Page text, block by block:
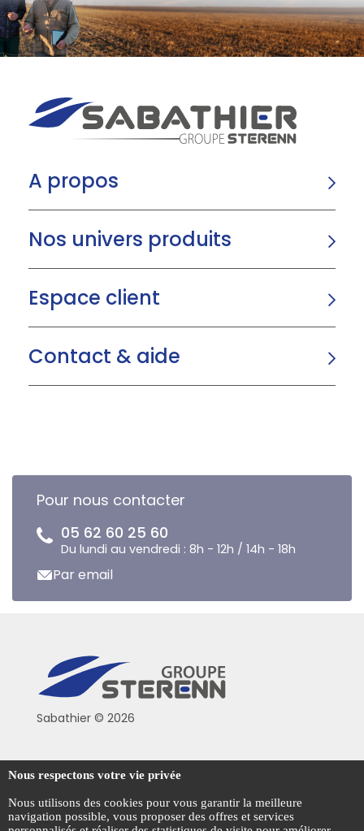
A propos
Nos univers produits
Espace client
Contact & aide
Pour nous contacter
05 62 60 25 60
Du lundi au vendredi : 8h - 12h / 14h - 18h
Par email
Sabathier © 2026
Politique de confidentialité
Conditions générales de vente
Mentions légales
Nous respectons votre vie privée
Nous utilisons des cookies pour vous garantir la meilleure
navigation possible, vous proposer des offres et services